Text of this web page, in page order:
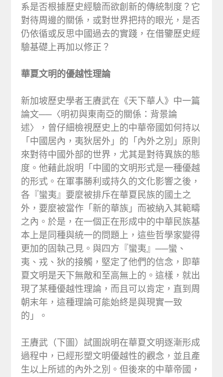
系是否根據歷史經驗而欲創新的傳統制度？它
對待周邊的關係，或對世界把持的眼光，是否
仍依循或反思中國過去的實踐，在借鑒歷史經
驗基礎上再加以修正？
華夏文明的優越性理論
新加坡歷史學者王賡武在《天下華人》中一篇
論文──〈明初與東南亞的關係：背景論
述〉，曾仔細檢視歷史上的中華帝國如何持以
「中國居內，夷狄居外」的「內外之別」原則
來對待中國外部的世界，尤其是對待異族的態
度。他藉此說明「中國的文明形式是一種優越
的形式。在軍事勝利或持久的文化影響之後，
各『蠻夷』要麼被排斥在華夏民族的國土之
外，要麼被當作「新的華族」而被納入其範疇
之內。於是，在一個正在形成中的中華民族基
本上是同種與統一的問題上，這些哲學家變得
更加的固執己見。與四方『蠻夷』──蠻、
夷、戎、狄的接觸，堅定了他們的信念，即華
夏文明是天下無敵和至高無上的。這樣，就出
現了某種優越性理論，而且可以肯定，直到周
朝末年，這種理論可能始終是與現實一致
的」。
王賡武（下圖）試圖說明在華夏文明逐漸形成
過程中，已經形塑文明優越性的觀念，並且產
生以上所述的內外之別。但後來的中華帝國，